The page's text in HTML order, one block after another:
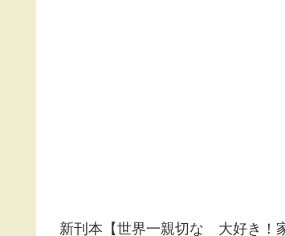
新刊本【世界一親切な 大好き！